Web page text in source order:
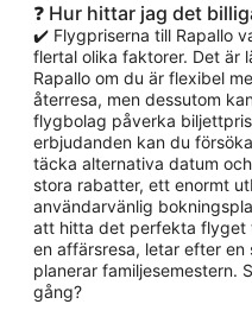
❓ Hur hittar jag det
✔️ Flygpriserna till Rapallo
flertal olika faktorer. Det
Rapallo om du är flexibel
återresa, men dessutom
flygbolag påverka
erbjudanden kan du
täcka alternativa datum
stora rabatter, ett enormt
användarvänlig
att hitta det perfekta flyget
en affärsresa, letar efter
planerar familjesemestern.
gång?